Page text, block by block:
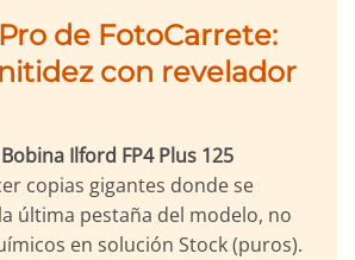
de FotoCarrete:
con revelador
Bobina Ilford FP4 Plus 125
copias gigantes donde se
última pestaña del modelo, no
en solución Stock (puros).